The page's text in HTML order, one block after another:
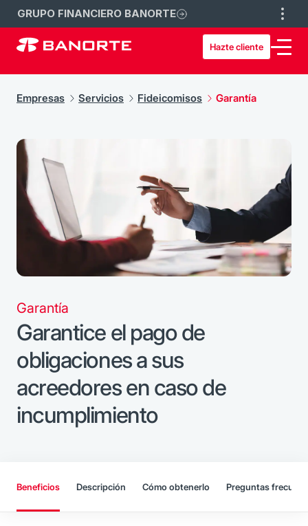
GRUPO FINANCIERO BANORTE
Hazte cliente
Empresas Servicios Fideicomisos Garantía
Garantía
Garantice el pago de
obligaciones a sus
acreedores en caso de
incumplimiento
Beneficios Descripción Cómo obtenerlo Preguntas